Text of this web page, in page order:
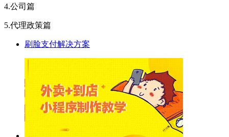
4.公司篇
5.代理政策篇
刷脸支付解决方案